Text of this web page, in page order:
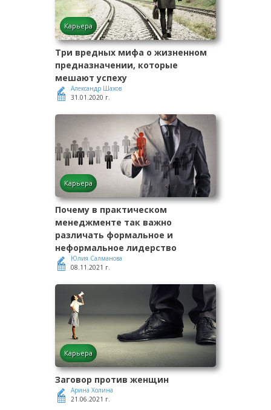
Карьера
Три вредных мифа о жизненном
предназначении, которые
мешают успеху
Александр Шахов
31.01.2020 г.
Карьера
Почему в практическом
менеджменте так важно
различать формальное и
неформальное лидерство
Юлия Салманова
08.11.2021 г.
Карьера
Заговор против женщин
Арина Холина
21.06.2021 г.